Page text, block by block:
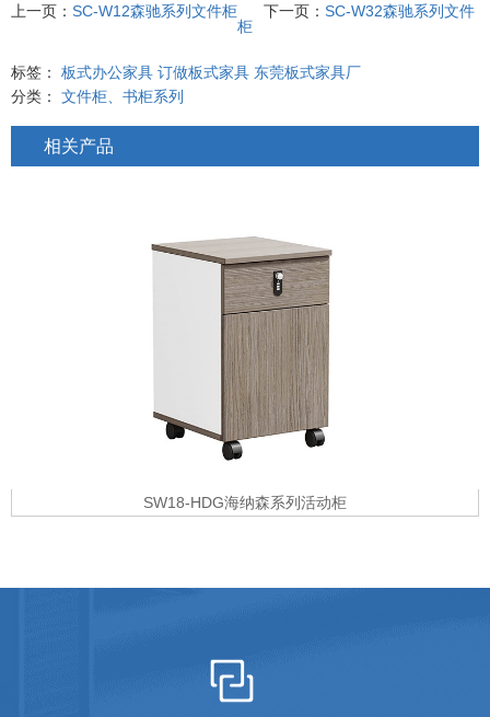
上一页： SC-W12森驰系列文件柜 下一页： SC-W32森驰系列文件
柜
标签： 板式办公家具 订做板式家具 东莞板式家具厂
分类： 文件柜、书柜系列
相关产品
SW18-HDG海纳森系列活动柜